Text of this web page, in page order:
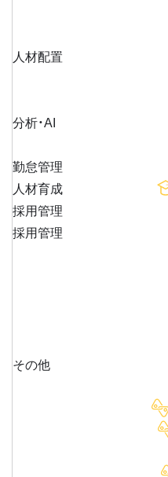
人材配置
分析・AI
勤怠管理
人材育成
採用管理
採用管理
その他